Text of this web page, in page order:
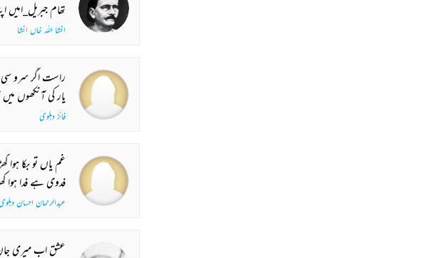
تھام جبریل_امیں
انشا اللہ خاں انشا
راست اگر سرو
یار کی آنکھوں
فائز دہلوی
غم یاں تو بکا ہوا
فدوی ہے فدا ہوا
عبدالرحمان احسان
عشق اب میری